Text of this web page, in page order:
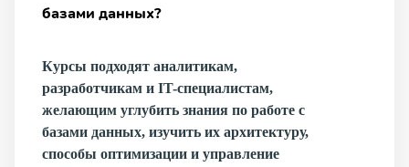
базами данных?
Курсы подходят аналитикам,
разработчикам и IT-специалистам,
желающим углубить знания по работе с
базами данных, изучить их архитектуру,
способы оптимизации и управление